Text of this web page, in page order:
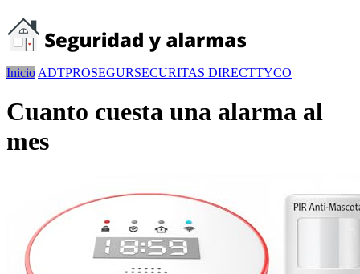
Inicio ADTPROSEGURSECURITAS DIRECTTYCO
Cuanto cuesta una alarma al
mes